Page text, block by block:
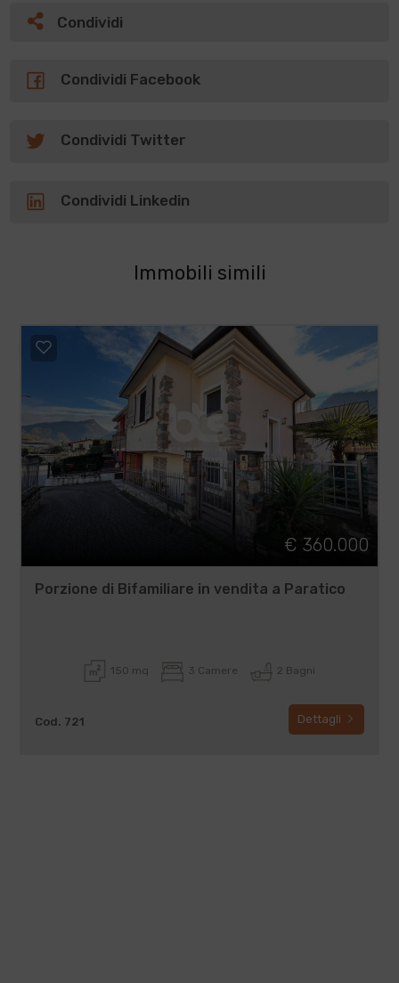
Condividi
Condividi Facebook
Condividi Twitter
Condividi Linkedin
Immobili simili
€ 360.000
Porzione di Bifamiliare in vendita a Paratico
150 mq 3 Camere 2 Bagni
Cod. 721 Dettagli